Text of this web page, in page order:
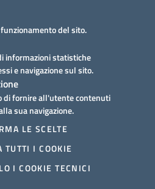
del sito.
informazioni statistiche
e navigazione sul sito.
di fornire all'utente contenuti
sua navigazione.
LE SCELTE
TUTTI I COOKIE
I COOKIE TECNICI